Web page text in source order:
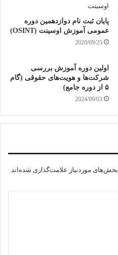
پایان ثبت نام دوازدهمين دوره
عمومی آموزش اوسینت (OSINT)
2020/09/25
اولین دوره آموزش بررسی
شرکت‌ها و هویت‌های حقوقی (گام
۵ از دوره جامع)
2024/09/03
بخش‌های موردنیاز علامت‌گذاری شده‌اند